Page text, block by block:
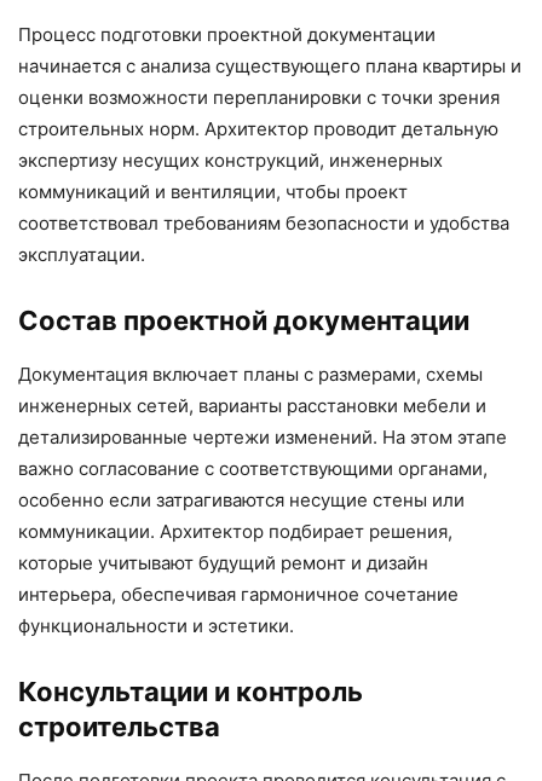
Процесс подготовки проектной документации
начинается с анализа существующего плана квартиры и
оценки возможности перепланировки с точки зрения
строительных норм. Архитектор проводит детальную
экспертизу несущих конструкций, инженерных
коммуникаций и вентиляции, чтобы проект
соответствовал требованиям безопасности и удобства
эксплуатации.
Состав проектной документации
Документация включает планы с размерами, схемы
инженерных сетей, варианты расстановки мебели и
детализированные чертежи изменений. На этом этапе
важно согласование с соответствующими органами,
особенно если затрагиваются несущие стены или
коммуникации. Архитектор подбирает решения,
которые учитывают будущий ремонт и дизайн
интерьера, обеспечивая гармоничное сочетание
функциональности и эстетики.
Консультации и контроль
строительства